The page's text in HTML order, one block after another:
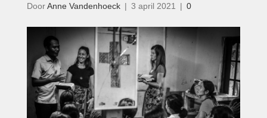
DoorAnne Vandenhoeck | 3 april 2021 | 0